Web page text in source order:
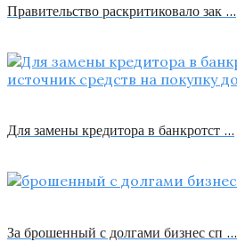
Правительство раскритиковало зак …
Для замены кредитора в банкротст …
За брошенный с долгами бизнес сп …